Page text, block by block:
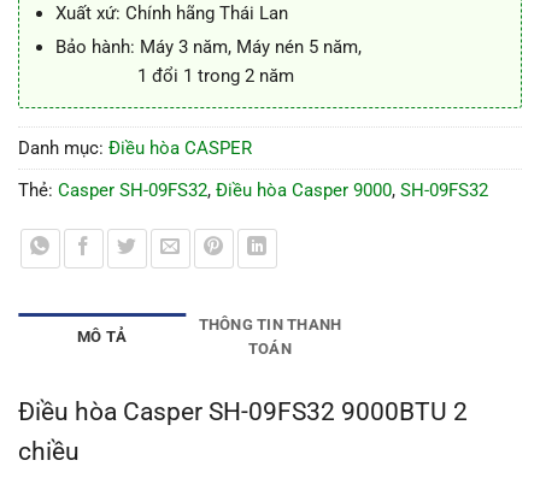
Xuất xứ: Chính hãng Thái Lan
Bảo hành: Máy 3 năm, Máy nén 5 năm,
1 đổi 1 trong 2 năm
Danh mục: Điều hòa CASPER
Thẻ: Casper SH-09FS32, Điều hòa Casper 9000, SH-09FS32
MÔ TẢ
THÔNG TIN THANH
TOÁN
Điều hòa Casper SH-09FS32 9000BTU 2
chiều